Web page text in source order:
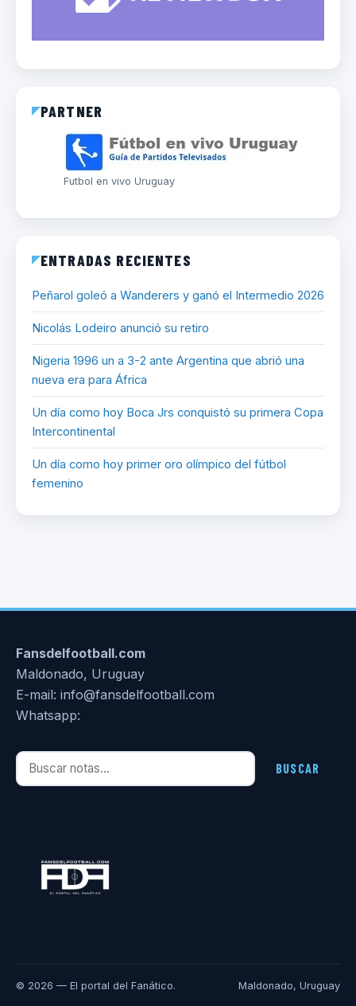
PARTNER
Futbol en vivo Uruguay
ENTRADAS RECIENTES
Peñarol goleó a Wanderers y ganó el Intermedio 2026
Nicolás Lodeiro anunció su retiro
Nigeria 1996 un a 3-2 ante Argentina que abrió una
nueva era para África
Un día como hoy Boca Jrs conquistó su primera Copa
Intercontinental
Un día como hoy primer oro olímpico del fútbol
femenino
Fansdelfootball.com
Maldonado, Uruguay
E-mail: info@fansdelfootball.com
Whatsapp:
Buscar notas BUSCAR
© 2026 — El portal del Fanático. Maldonado, Uruguay